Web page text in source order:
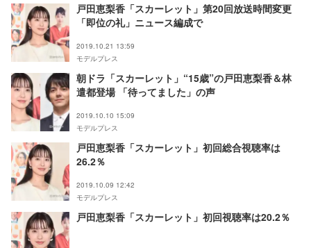
戸田恵梨香「スカーレット」第20回放送時間変更
「即位の礼」ニュース編成で
2019.10.21 13:59
モデルプレス
朝ドラ「スカーレット」“15歳”の戸田恵梨香＆林
遣都登場 「待ってました」の声
2019.10.10 15:09
モデルプレス
戸田恵梨香「スカーレット」初回総合視聴率は
26.2％
2019.10.09 12:42
モデルプレス
戸田恵梨香「スカーレット」初回視聴率は20.2％